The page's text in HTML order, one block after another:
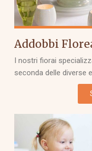
Addobbi
I nostri fiorai
seconda delle diverse